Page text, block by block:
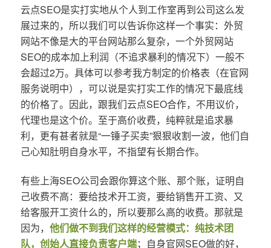
云点SEO是实打实地从个人到工作室再到公司这么发
展过来的，所以我们可以告诉你这样一个事实：外贸
网站不像是大的平台网站那么复杂，一个外贸网站
SEO的成本加上利润（不追求暴利的情况下）一般不
会超过2万。具体可以参考我方制定的价格表（在官网
服务说明中），可以说是实打实工作的情况下最底线
的价格了。因此，跟我们云点SEO合作，不用议价，
代理也是这个价。至于高价收费，纯粹就是追求暴
利，更有甚者就是“一锤子买卖”狠狠收割一波，他们自
己心知肚明自身水平，不指望有长期合作。
有些上海SEO公司会跟你算这个账、那个账，证明自
己收费不高：要给技术开工资，要给销售开工资、又
给客服开工资什么的，所以要那么高的收费。那就是
因为， 他们做不到我们这样的经营模式：纯技术团
队，创始人直接负责客户端；自身官网SEO做的好，